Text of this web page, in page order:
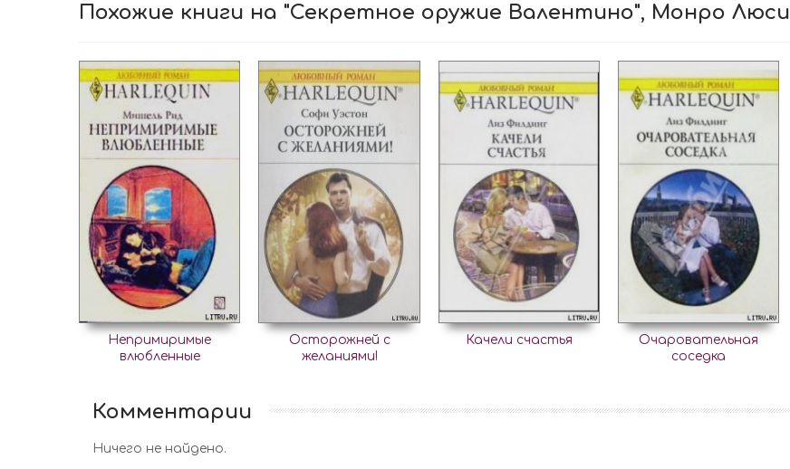
Похожие книги на "Секретное оружие Валентино", Монро Люси
Непримиримые
влюбленные
Осторожней с
желаниями!
Качели счастья
Очаровательная
соседка
Комментарии
Ничего не найдено.